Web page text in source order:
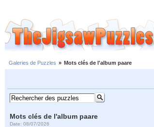
Galeries de Puzzles » Mots clés de l'album paare
Mots clés de l'album paare
Date: 08/07/2026